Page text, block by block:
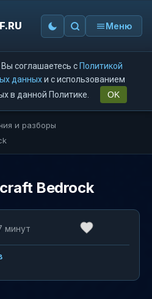
Меню
соглашаетесь с Политикой
данныхи с использованием
в данной Политике.
OK
и разборы
Bedrock
минут